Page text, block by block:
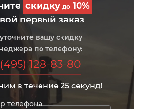
скидку до10%
первый заказ
вашу скидку
по телефону:
128-83-80
в течение 25 секунд!
телефона